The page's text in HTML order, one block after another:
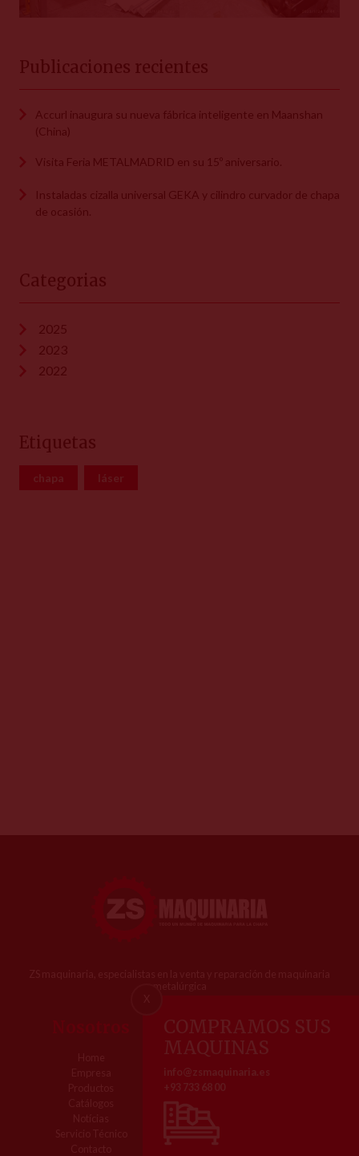
Publicaciones recientes
Accurl inaugura su nueva fábrica inteligente en Maanshan
(China)
Visita Feria METALMADRID en su 15º aniversario.
Instaladas cizalla universal GEKA y cilindro curvador de chapa
de ocasión.
Categorias
2025
2023
2022
Etiquetas
chapa láser
Contacto
Pol. Ind. Comte de Sert
Av. dels Roures, 3
08755 Castellbisbal (Barcelona)
COMPRAMOS SUS
MAQUINAS
info@zsmaquinaria.es
+93 733 68 00